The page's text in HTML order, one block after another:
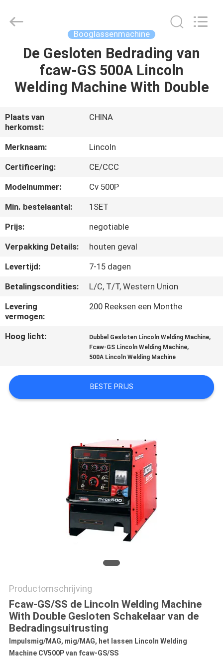
HUIS
PRODUCTEN
VIDEO'S
ONGEVEER
ONS
KWALITEITSCONTROLE
VERZOEK
CITAAT
SITEMAP
PRIVACYBELEID
Co.,Ltd..
Booglassenmachine
De Gesloten Bedrading van
fcaw-GS 500A Lincoln
Welding Machine With Double
Plaats van
herkomst:
CHINA
Merknaam:
Lincoln
Certificering:
CE/CCC
Modelnummer:
Cv 500P
Min. bestelaantal:
1SET
Prijs:
negotiable
Verpakking Details:
houten geval
Levertijd:
7-15 dagen
Betalingscondities:
L/C, T/T, Western Union
Levering
vermogen:
200 Reeksen een Monthe
Hoog licht: Dubbel Gesloten Lincoln Welding Machine,
Fcaw-GS Lincoln Welding Machine,
500A Lincoln Welding Machine
BESTE PRIJS
Productomschrijving
Fcaw-GS/SS de Lincoln Welding Machine
With Double Gesloten Schakelaar van de
Bedradingsuitrusting
Impulsmig/MAG, mig/MAG, het lassen Lincoln Welding
Machine CV500P van fcaw-GS/SS